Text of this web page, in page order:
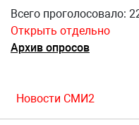
Всего проголосовало:
Открыть отдельно
Архив опросов
Новости СМИ2